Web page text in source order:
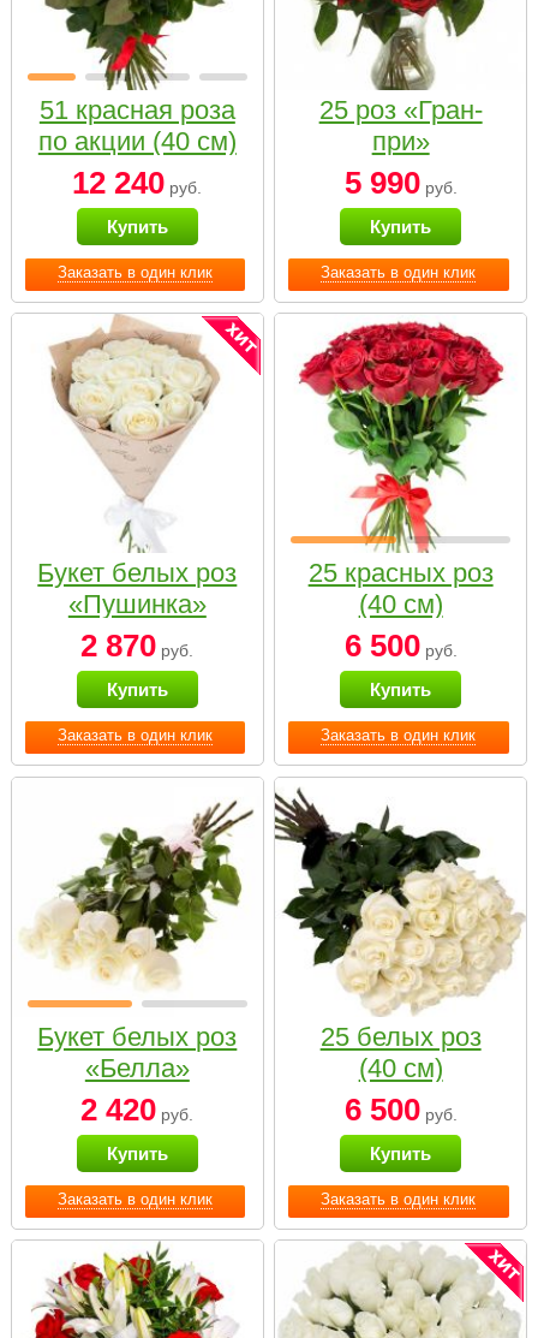
Заказать в один клик
51 красная роза
по акции (40 см)
12 240 руб.
Купить
Заказать в один клик
25 роз «Гран-
при»
5 990руб.
Купить
Заказать в один клик
Букет белых роз
«Пушинка»
2 870 руб.
Купить
Заказать в один клик
25 красных роз
(40 см)
6 500руб.
Купить
Заказать в один клик
Букет белых роз
«Белла»
2 420 руб.
Купить
Заказать в один клик
25 белых роз
(40 см)
6 500руб.
Купить